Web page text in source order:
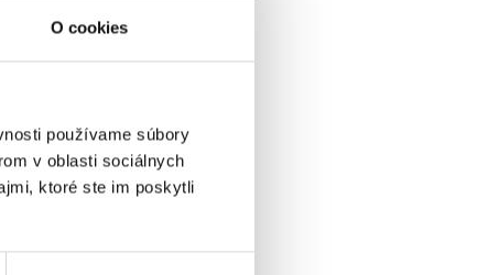
O cookies
používame súbory
v oblasti sociálnych
ktoré ste im poskytli